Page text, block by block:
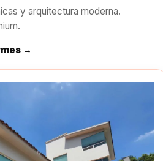
y arquitectura moderna.
→